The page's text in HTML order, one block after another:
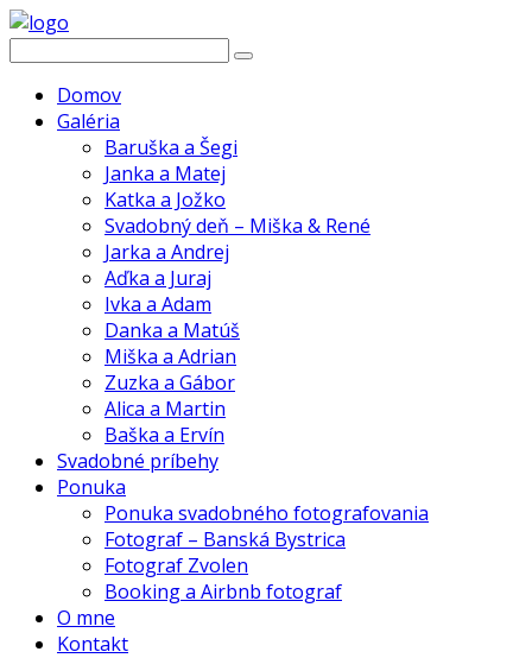
Domov
Galéria
Baruška a Šegi
Janka a Matej
Katka a Jožko
Svadobný deň – Miška & René
Jarka a Andrej
Aďka a Juraj
Ivka a Adam
Danka a Matúš
Miška a Adrian
Zuzka a Gábor
Alica a Martin
Baška a Ervín
Svadobné príbehy
Ponuka
Ponuka svadobného fotografovania
Fotograf – Banská Bystrica
Fotograf Zvolen
Booking a Airbnb fotograf
O mne
Kontakt